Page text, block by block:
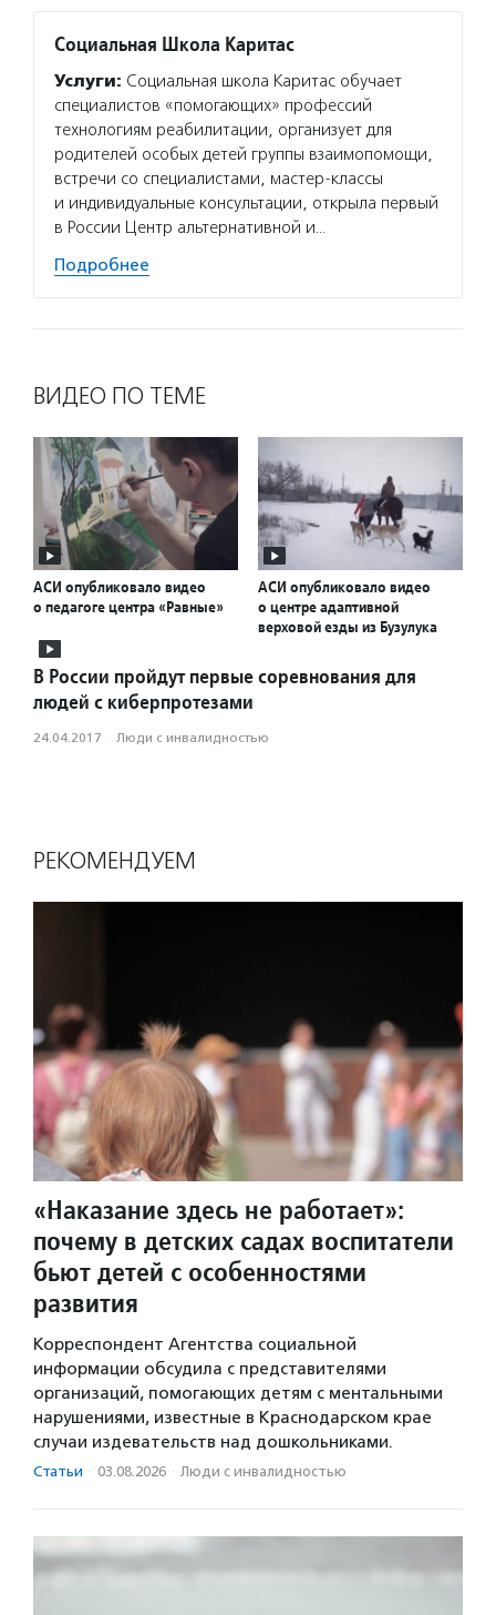
Социальная Школа Каритас
Услуги: Социальная школа Каритас обучает
специалистов «помогающих» профессий
технологиям реабилитации, организует для
родителей особых детей группы взаимопомощи,
встречи со специалистами, мастер-классы
и индивидуальные консультации, открыла первый
в России Центр альтернативной и…
Подробнее
ВИДЕО ПО ТЕМЕ
АСИ опубликовало видео
о педагоге центра «Равные»
АСИ опубликовало видео
о центре адаптивной
верховой езды из Бузулука
В России пройдут первые соревнования для
людей с киберпротезами
24.04.2017 · Люди с инвалидностью
РЕКОМЕНДУЕМ
«Наказание здесь не работает»:
почему в детских садах воспитатели
бьют детей с особенностями
развития
Корреспондент Агентства социальной
информации обсудила с представителями
организаций, помогающих детям с ментальными
нарушениями, известные в Краснодарском крае
случаи издевательств над дошкольниками.
Статьи · 03.08.2026 · Люди с инвалидностью